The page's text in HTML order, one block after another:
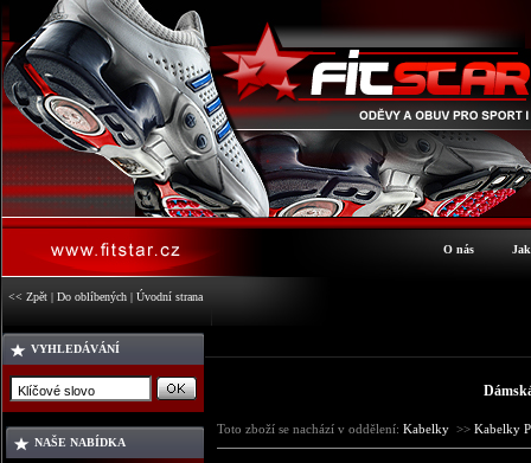
O nás
<< Zpět | Do oblíbených | Úvodní strana
VYHLEDÁVÁNÍ
NAŠE NABÍDKA
Toto zboží se nachází v oddělení: Kabelky >> Kabelky